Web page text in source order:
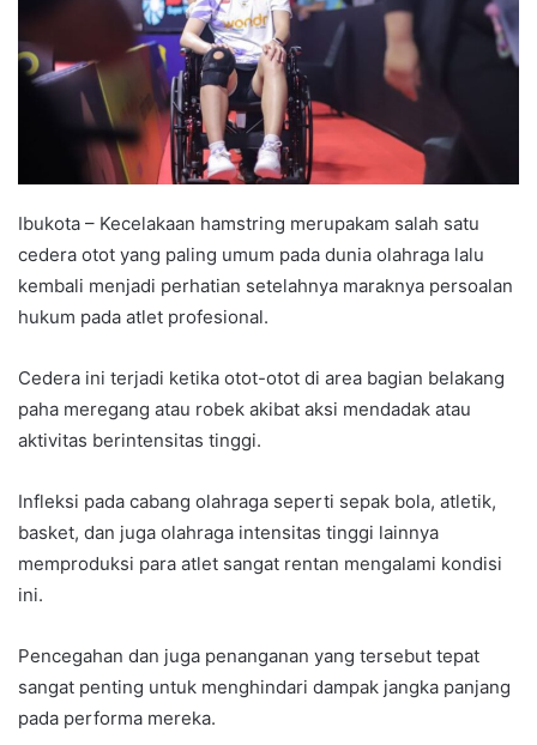
l
Ibukota – Kecelakaan hamstring merupakam salah satu
cedera otot yang paling umum pada dunia olahraga lalu
kembali menjadi perhatian setelahnya maraknya persoalan
hukum pada atlet profesional.
Cedera ini terjadi ketika otot-otot di area bagian belakang
paha meregang atau robek akibat aksi mendadak atau
aktivitas berintensitas tinggi.
Infleksi pada cabang olahraga seperti sepak bola, atletik,
basket, dan juga olahraga intensitas tinggi lainnya
memproduksi para atlet sangat rentan mengalami kondisi
ini.
Pencegahan dan juga penanganan yang tersebut tepat
sangat penting untuk menghindari dampak jangka panjang
pada performa mereka.